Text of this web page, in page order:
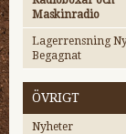
Maskinradio
Lagerrensning
Begagnat
ÖVRIGT
Nyheter